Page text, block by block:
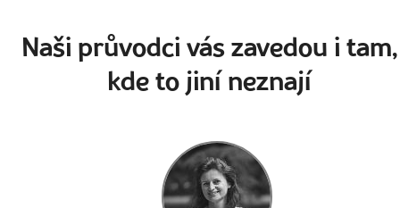
Naši průvodci vás zavedou i tam,
kde to jiní neznají